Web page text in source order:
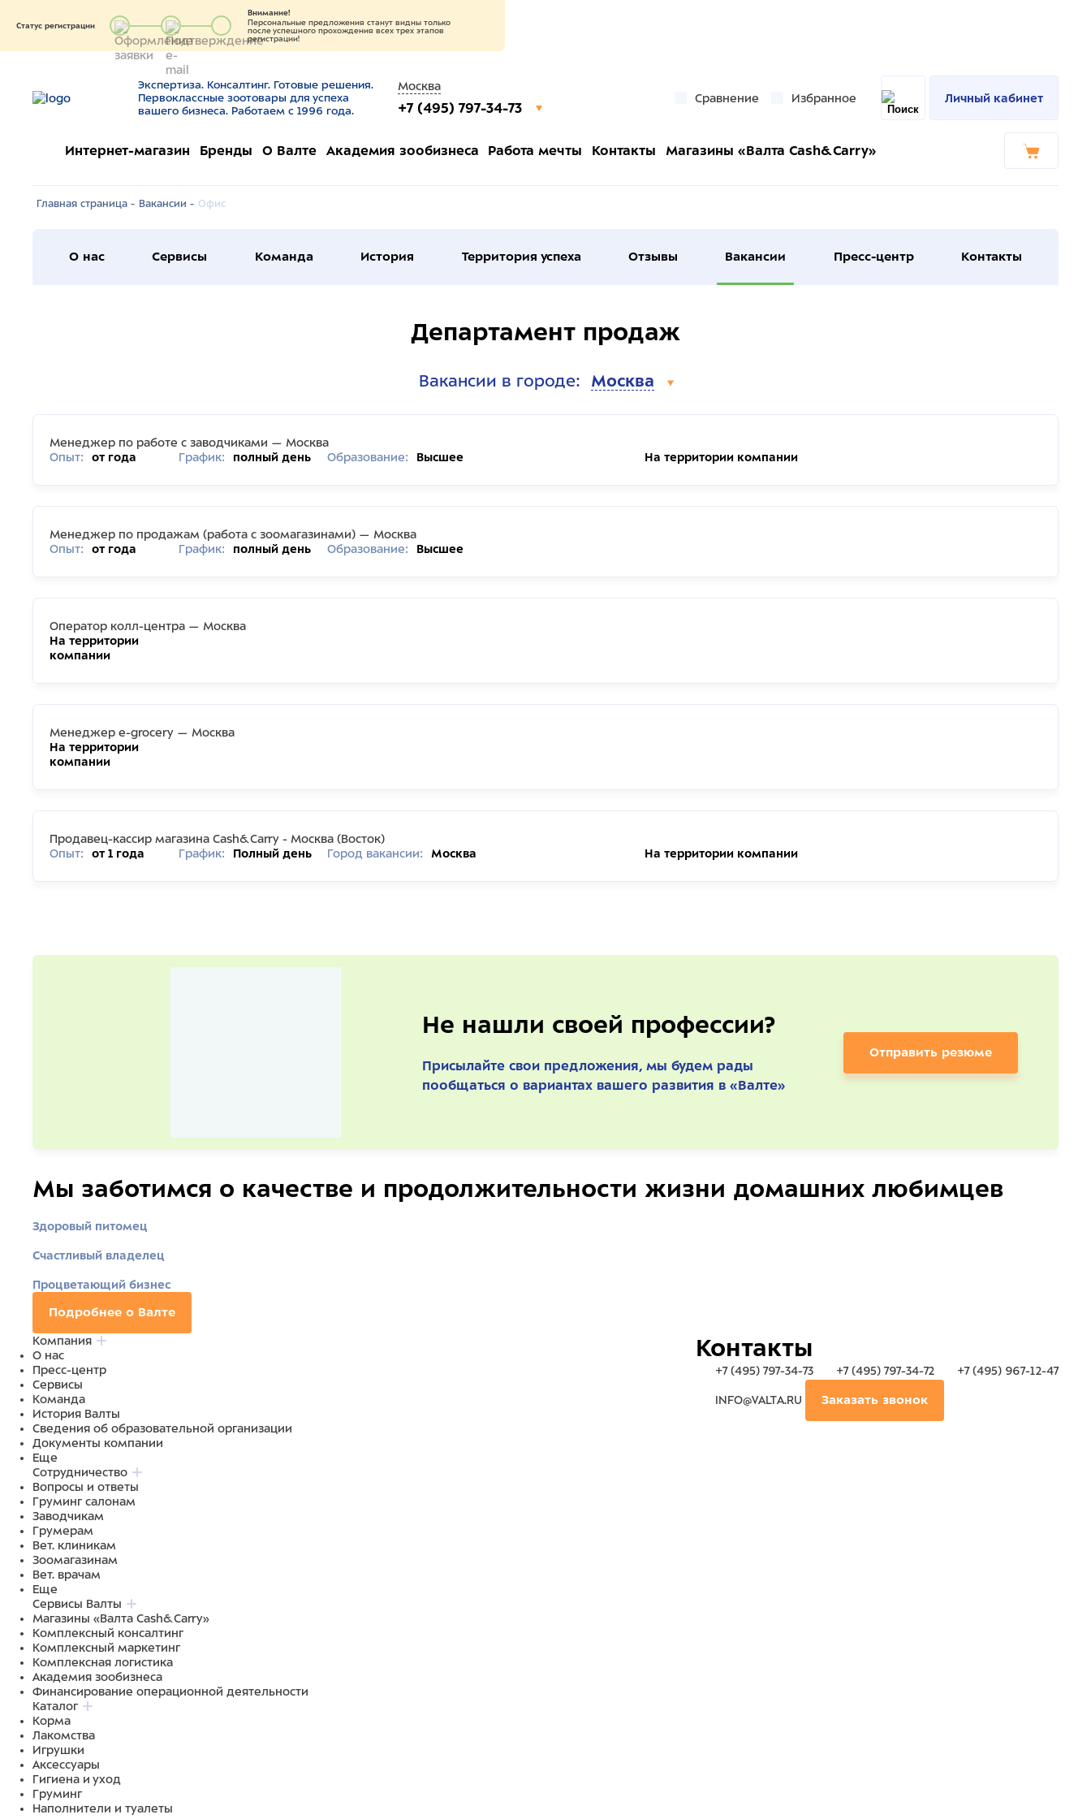
Статус регистрации
Внимание!
Персональные предложения станут видны только
после успешного прохождения всех трех этапов
регистрации!
Экспертиза. Консалтинг. Готовые решения.
Первоклассные зоотовары для успеха
вашего бизнеса. Работаем с 1996 года.
Москва
+7 (495) 797-34-73
Сравнение Избранное Личный кабинет
Интернет-магазин Бренды О Валте Академия зообизнеса Работа мечты Контакты Магазины «Валта Cash&Carry»
Главная страница - Вакансии - Офис
О нас Сервисы Команда История Территория успеха Отзывы Вакансии Пресс-центр Контакты
Департамент продаж
Вакансии в городе: Москва
Менеджер по работе с заводчиками — Москва
Опыт:
от года График: полный день Образование: Высшее На территории компании
Менеджер по продажам (работа с зоомагазинами) — Москва
Опыт:
от года График: полный день Образование: Высшее
Оператор колл-центра — Москва
На территории
компании
Менеджер e-grocery — Москва
На территории
компании
Продавец-кассир магазина Cash&Carry - Москва (Восток)
Опыт:
от 1 года График: Полный день Город вакансии: Москва На территории компании
Не нашли своей профессии?
Присылайте свои предложения, мы будем рады
пообщаться о вариантах вашего развития в «Валте»
Отправить резюме
Мы заботимся о качестве и продолжительности жизни домашних любимцев
Здоровый питомец
Счастливый владелец
Процветающий бизнес
Подробнее о Валте
Компания
О нас
Пресс-центр
Сервисы
Команда
История Валты
Сведения об образовательной организации
Документы компании
Еще
Сотрудничество
Вопросы и ответы
Груминг салонам
Заводчикам
Грумерам
Вет. клиникам
Зоомагазинам
Вет. врачам
Еще
Сервисы Валты
Магазины «Валта Cash&Carry»
Комплексный консалтинг
Комплексный маркетинг
Комплексная логистика
Академия зообизнеса
Финансирование операционной деятельности
Каталог
Корма
Лакомства
Игрушки
Аксессуары
Гигиена и уход
Груминг
Наполнители и туалеты
Контакты
+7 (495) 797-34-73 +7 (495) 797-34-72 +7 (495) 967-12-47
INFO@VALTA.RU Заказать звонок